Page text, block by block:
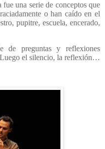
una serie de conceptos que
o han caído en el
pupitre, escuela, encerado,
de preguntas y reflexiones
el silencio, la reflexión…